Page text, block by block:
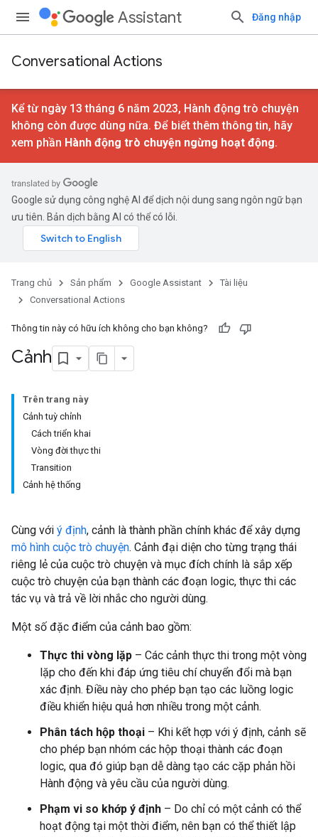
Assistant Đăng nhập
Conversational Actions
Kể từ ngày 13 tháng 6 năm 2023, Hành động trò chuyện
không còn được dùng nữa. Để biết thêm thông tin, hãy
xem phần Hành động trò chuyện ngừng hoạt động.
Google sử dụng công nghệ AI để dịch nội dung sang ngôn ngữ bạn
ưu tiên. Bản dịch bằng AI có thể có lỗi.
Trang chủ Sản phẩm Google Assistant
Tài liệu
Conversational Actions
Thông tin này có hữu ích không cho bạn không?
Cảnh
Trên trang này
Cảnh tuỳ chỉnh
Cách triển khai
Vòng đời thực thi
Transition
Cảnh hệ thống
Cùng với ý định, cảnh là thành phần chính khác để xây dựng
mô hình cuộc trò chuyện. Cảnh đại diện cho từng trạng thái
riêng lẻ của cuộc trò chuyện và mục đích chính là sắp xếp
cuộc trò chuyện của bạn thành các đoạn logic, thực thi các
tác vụ và trả về lời nhắc cho người dùng.
Một số đặc điểm của cảnh bao gồm:
Thực thi vòng lặp – Các cảnh thực thi trong một vòng
lặp cho đến khi đáp ứng tiêu chí chuyển đổi mà bạn
xác định. Điều này cho phép bạn tạo các luồng logic
điều khiển hiệu quả hơn nhiều trong một cảnh.
Phân tách hộp thoại – Khi kết hợp với ý định, cảnh sẽ
cho phép bạn nhóm các hộp thoại thành các đoạn
logic, qua đó giúp bạn dễ dàng tạo các cặp phản hồi
Hành động và yêu cầu của người dùng.
Phạm vi so khớp ý định – Do chỉ có một cảnh có thể
hoạt động tại một thời điểm, nên bạn có thể thiết lập